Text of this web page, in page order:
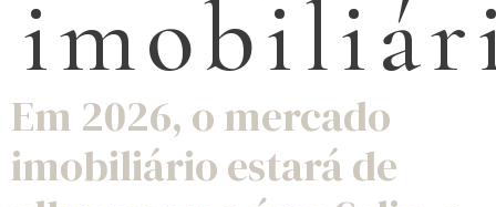
Em 2026, o mercado
imobiliário estará de